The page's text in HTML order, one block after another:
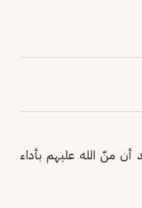
أن منّ الله عليهم بأداء